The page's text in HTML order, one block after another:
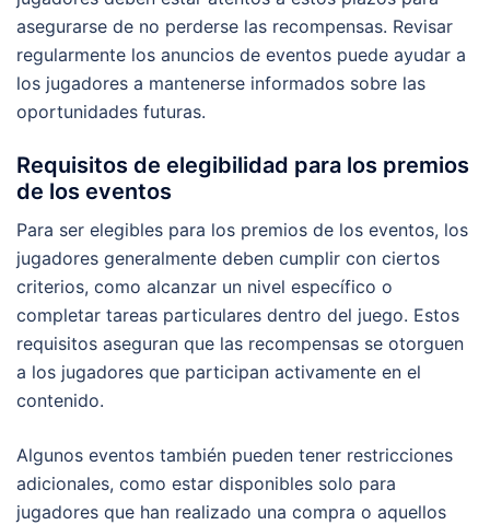
asegurarse de no perderse las recompensas. Revisar
regularmente los anuncios de eventos puede ayudar a
los jugadores a mantenerse informados sobre las
oportunidades futuras.
Requisitos de elegibilidad para los premios
de los eventos
Para ser elegibles para los premios de los eventos, los
jugadores generalmente deben cumplir con ciertos
criterios, como alcanzar un nivel específico o
completar tareas particulares dentro del juego. Estos
requisitos aseguran que las recompensas se otorguen
a los jugadores que participan activamente en el
contenido.
Algunos eventos también pueden tener restricciones
adicionales, como estar disponibles solo para
jugadores que han realizado una compra o aquellos